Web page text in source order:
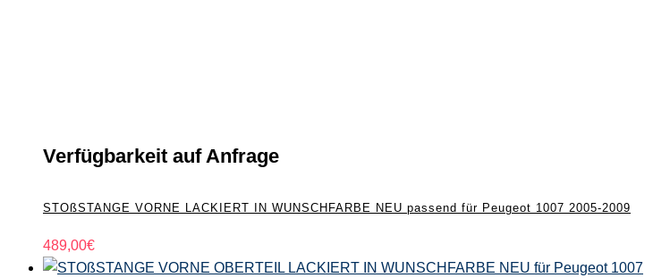
Verfügbarkeit auf Anfrage
STOßSTANGE VORNE LACKIERT IN WUNSCHFARBE NEU passend für Peugeot 1007 2005-2009
489,00€